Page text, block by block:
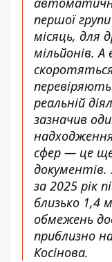
першої
місяць, для
мільйонів.
перевіряють
реальній
зазначив
сфер — це
документів.
за 2025 рік
близько 1,4
обмежень
приблизно
Косінова.